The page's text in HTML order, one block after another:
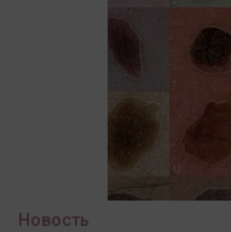
Новость